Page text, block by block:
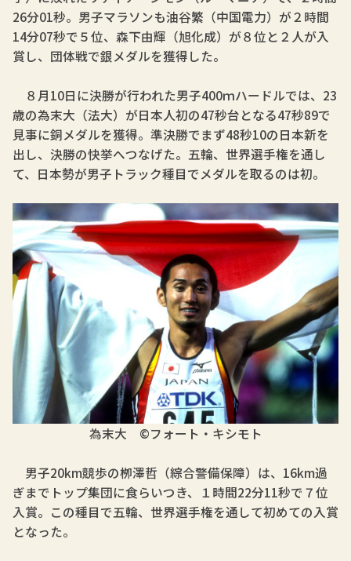
26分01秒。男子マラソンも油谷繁（中国電力）が２時間
14分07秒で５位、森下由輝（旭化成）が８位と２人が入
賞し、団体戦で銀メダルを獲得した。
８月10日に決勝が行われた男子400ｍハードルでは、23
歳の為末大（法大）が日本人初の47秒台となる47秒89で
見事に銅メダルを獲得。準決勝でまず48秒10の日本新を
出し、決勝の快挙へつなげた。五輪、世界選手権を通し
て、日本勢が男子トラック種目でメダルを取るのは初。
為末大 ©フォート・キシモト
男子20km競歩の栁澤哲（綜合警備保障）は、16km過
ぎまでトップ集団に食らいつき、１時間22分11秒で７位
入賞。この種目で五輪、世界選手権を通して初めての入賞
となった。